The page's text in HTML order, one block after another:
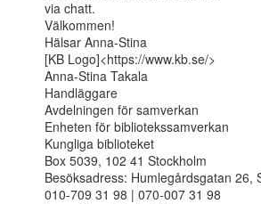
via chatt.
Välkommen!
Hälsar Anna-Stina
[KB Logo]<https://www.kb.se/>
Anna-Stina Takala
Handläggare
Avdelningen för samverkan
Enheten för bibliotekssamverkan
Kungliga biblioteket
Box 5039, 102 41 Stockholm
Besöksadress: Humlegårdsgatan 26,
010-709 31 98 | 070-007 31 98